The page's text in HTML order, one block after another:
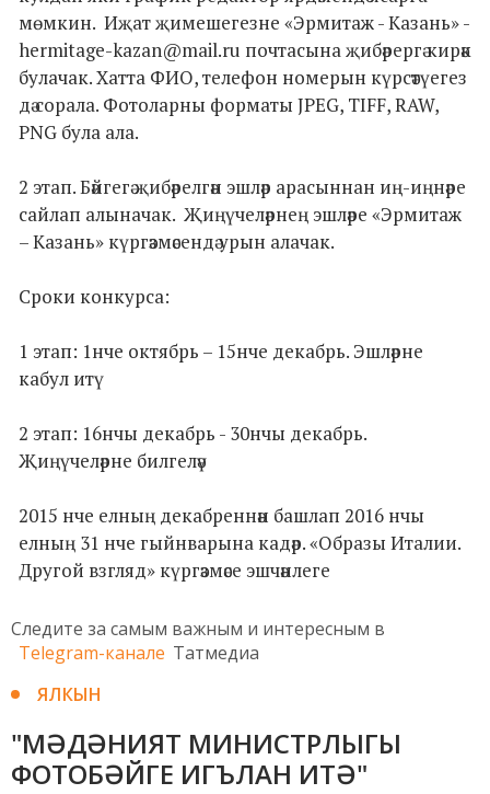
мөмкин. Иҗат җимешегезне «Эрмитаж - Казань» -
hermitage-kazan@mail.ru почтасына җибәрергә кирәк
булачак. Хатта ФИО, телефон номерын күрсәтүегез
дә сорала. Фотоларны форматы JPEG, TIFF, RAW,
PNG була ала.
2 этап. Бәйгегә җибәрелгән эшләр арасыннан иң-иңнәре
сайлап алыначак. Җиңүчеләрнең эшләре «Эрмитаж
– Казань» күргәзмәсендә урын алачак.
Сроки конкурса:
1 этап: 1нче октябрь – 15нче декабрь. Эшләрне
кабул итү
2 этап: 16нчы декабрь - 30нчы декабрь.
Җиңүчеләрне билгеләү
2015 нче елның декабреннән башлап 2016 нчы
елның 31 нче гыйнварына кадәр. «Образы Италии.
Другой взгляд» күргәзмәсе эшчәнлеге
Следите за самым важным и интересным в
Telegram-канале Татмедиа
ЯЛКЫН
"МӘДӘНИЯТ МИНИСТРЛЫГЫ
ФОТОБӘЙГЕ ИГЪЛАН ИТӘ"